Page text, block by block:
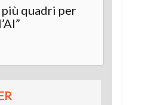
più quadri per